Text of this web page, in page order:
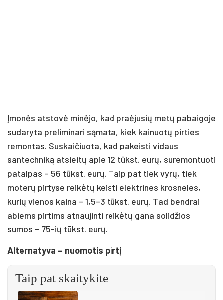
Įmonės atstovė minėjo, kad praėjusių metų pabaigoje
sudaryta preliminari sąmata, kiek kainuotų pirties
remontas. Suskaičiuota, kad pakeisti vidaus
santechniką atsieitų apie 12 tūkst. eurų, suremontuoti
patalpas – 56 tūkst. eurų. Taip pat tiek vyrų, tiek
moterų pirtyse reikėtų keisti elektrines krosneles,
kurių vienos kaina – 1,5–3 tūkst. eurų. Tad bendrai
abiems pirtims atnaujinti reikėtų gana solidžios
sumos – 75-ių tūkst. eurų.
Alternatyva – nuomotis pirtį
Taip pat skaitykite